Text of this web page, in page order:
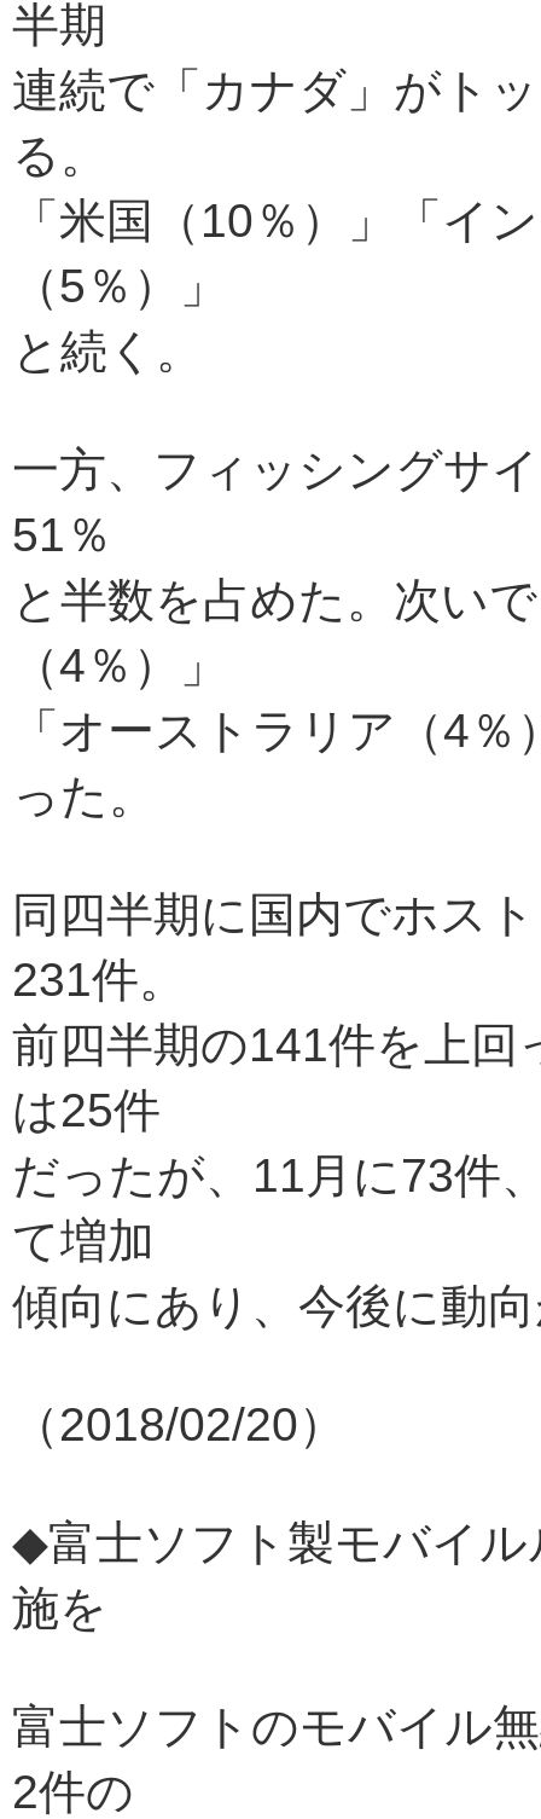
半期
連続で「カナダ」がト
る。
「米国（10％）」「イ
（5％）」
と続く。
一方、フィッシングサ
51％
と半数を占めた。次い
（4％）」
「オーストラリア（4
った。
同四半期に国内でホス
231件。
前四半期の141件を上
は25件
だったが、11月に73件
て増加
傾向にあり、今後に動
（2018/02/20）
◆富士ソフト製モバイ
施を
富士ソフトのモバイル
2件の